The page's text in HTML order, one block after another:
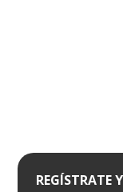
REGÍSTRATE